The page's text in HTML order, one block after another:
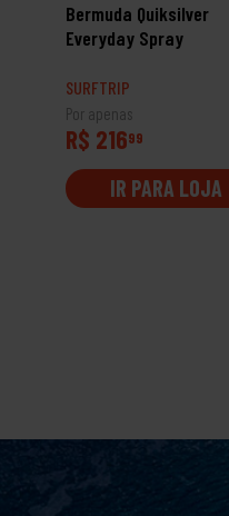
Bermuda Quiksilver
Everyday Spray
SURFTRIP
Por apenas
R$ 21699
IR PARA LOJA